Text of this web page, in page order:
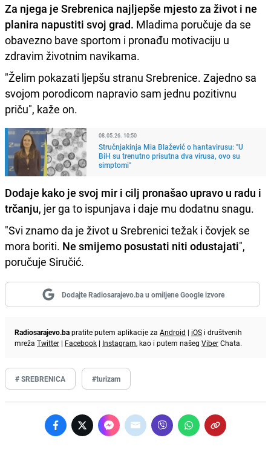
Za njega je Srebrenica najljepše mjesto za život i ne
planira napustiti svoj grad. Mladima poručuje da se
obavezno bave sportom i pronađu motivaciju u
zdravim životnim navikama.
"Želim pokazati ljepšu stranu Srebrenice. Zajedno sa
svojom porodicom napravio sam jednu pozitivnu
priču", kaže on.
08.05.26. 10:50
Stručnjakinja Mia Blažević o hantavirusu: "U
BiH su trenutno prisutna dva virusa, ovo su
simptomi"
Dodaje kako je svoj mir i cilj pronašao upravo u radu i
trčanju, jer ga to ispunjava i daje mu dodatnu snagu.
"Svi znamo da je život u Srebrenici težak i čovjek se
mora boriti. Ne smijemo posustati niti odustajati",
poručuje Siručić.
Dodajte Radiosarajevo.ba u omiljene Google izvore
Radiosarajevo.bapratite putem aplikacije za Android | iOS i društvenih
mreža Twitter | Facebook | Instagram, kao i putem našeg ViberChata.
# SREBRENICA #turizam